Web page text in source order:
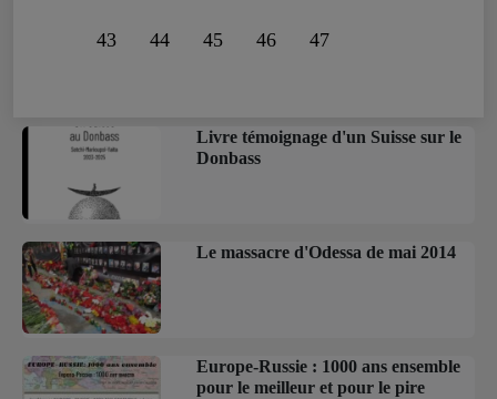
43 44 45 46 47
Livre témoignage d'un Suisse sur le
Donbass
Le massacre d'Odessa de mai 2014
Europe-Russie : 1000 ans ensemble
pour le meilleur et pour le pire